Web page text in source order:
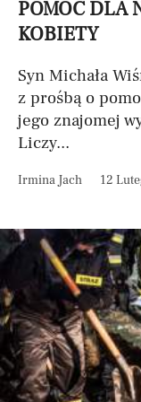
POMOC DLA
KOBIETY
Syn Michała
z prośbą o
jego znajomej
Liczy...
Irmina Jach 12